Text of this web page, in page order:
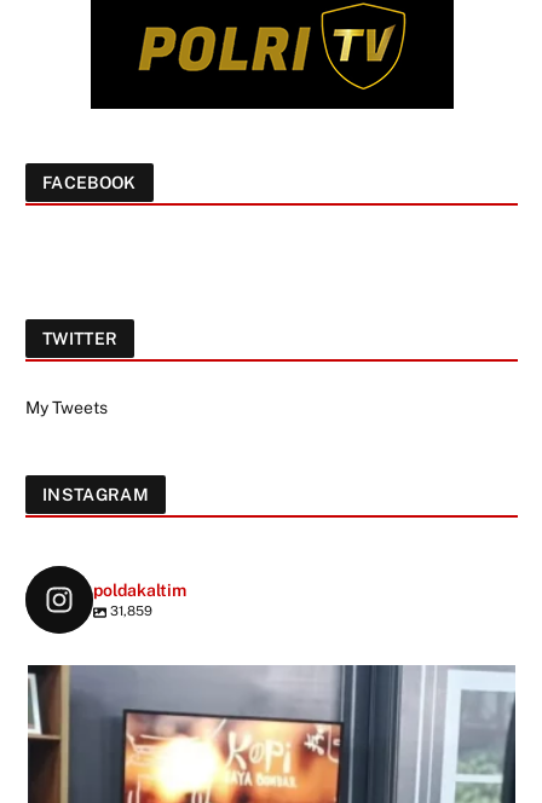
FACEBOOK
TWITTER
My Tweets
INSTAGRAM
poldakaltim
31,859